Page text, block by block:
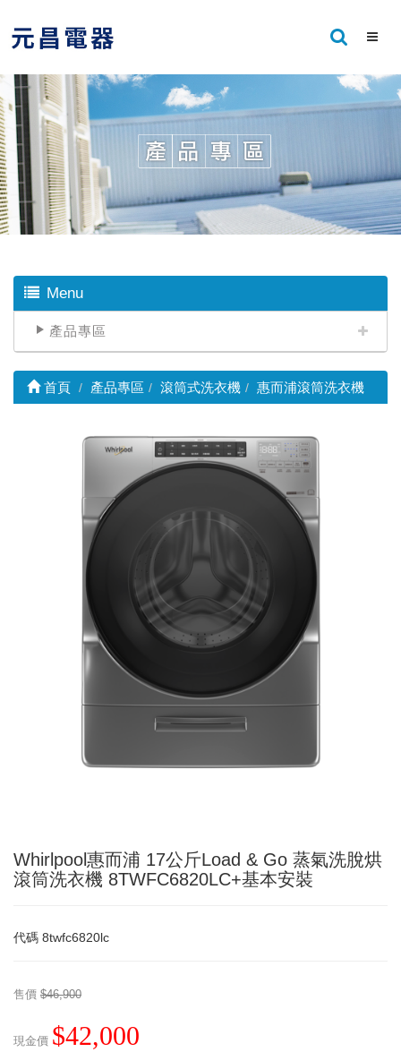
Menu
產品專區
首頁 產品專區 滾筒式洗衣機 惠而浦滾筒洗衣機
Whirlpool惠而浦 17公斤Load & Go 蒸氣洗脫烘
滾筒洗衣機 8TWFC6820LC+基本安裝
代碼 8twfc6820lc
售價 $46,900
現金價 $42,000